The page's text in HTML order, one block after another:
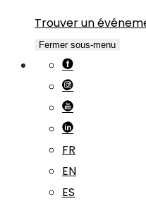
Trouver un
Fermer sous-menu
FR
EN
ES